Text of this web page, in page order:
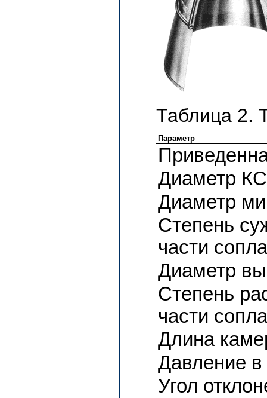
Таблица 2.
Параметр
Диаметр КС
Диаметр
Степень
части сопла
Диаметр
Степень
части сопла
Длина
Давление
Угол